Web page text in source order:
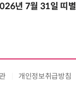
년 7월 31일 띠별
개인정보취급방침